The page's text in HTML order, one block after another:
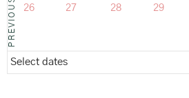
26 27 28 29
Select dates